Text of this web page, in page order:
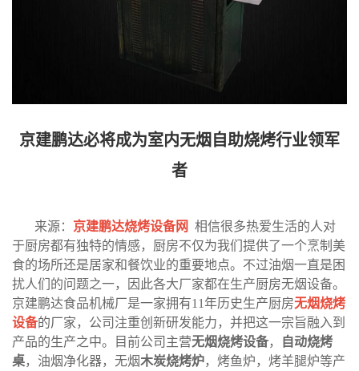
京建鹏达必将成为室内无烟自助烧烤行业领军
者
来源： 京建鹏达烧烤设备网 相信很多热爱生活的人对
于厨房都有独特的情感，厨房不仅为我们提供了一个烹制美
食的场所还是居家和餐饮业的重要地点。不过油烟一直是困
扰人们的问题之一，因此各大厂家都在生产厨房无烟设备。
京建鹏达食品机械厂是一家拥有11年历史生产厨房无烟烧烤
设备的厂家，公司注重创新研发能力，并把这一宗旨融入到
产品的生产之中。目前公司主营无烟烧烤设备，
自动烧烤
桌，油烟净化器，无烟木炭烧烤炉，烤鱼炉，烤羊腿炉等产